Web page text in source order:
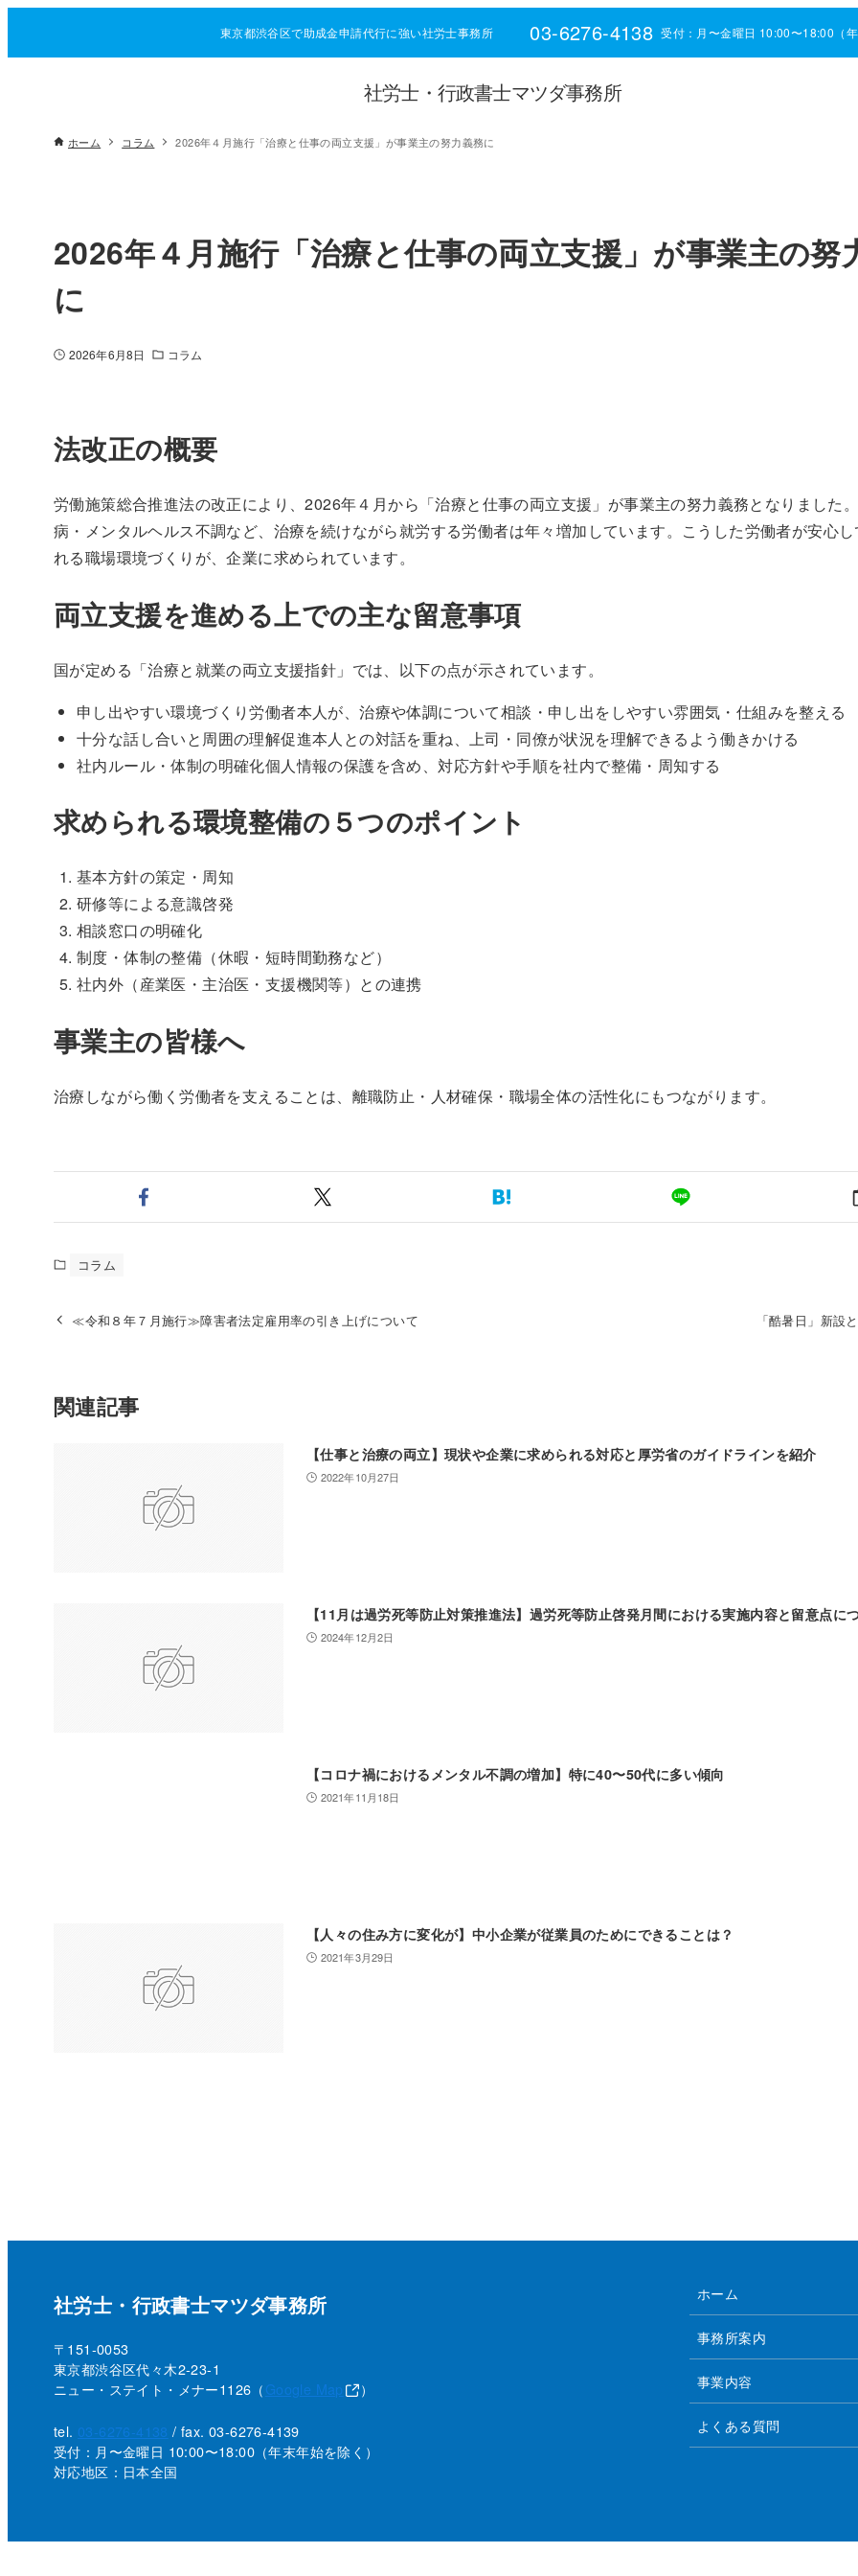
東京都渋谷区で助成金申請代行に強い社労士事務所 03-6276-4138 受付：月〜金曜日 10:00〜18:00（年
社労士・行政書士マツダ事務所
ホーム コラム 2026年４月施行「治療と仕事の両立支援」が事業主の努力義務に
2026年４月施行「治療と仕事の両立支援」が事業主の努
に
2026年6月8日 コラム
法改正の概要
労働施策総合推進法の改正により、2026年４月から「治療と仕事の両立支援」が事業主の努力義務となりました
病・メンタルヘルス不調など、治療を続けながら就労する労働者は年々増加しています。こうした労働者が安心し
れる職場環境づくりが、企業に求められています。
両立支援を進める上での主な留意事項
国が定める「治療と就業の両立支援指針」では、以下の点が示されています。
申し出やすい環境づくり労働者本人が、治療や体調について相談・申し出をしやすい雰囲気・仕組みを整える
十分な話し合いと周囲の理解促進本人との対話を重ね、上司・同僚が状況を理解できるよう働きかける
社内ルール・体制の明確化個人情報の保護を含め、対応方針や手順を社内で整備・周知する
求められる環境整備の５つのポイント
基本方針の策定・周知
研修等による意識啓発
相談窓口の明確化
制度・体制の整備（休暇・短時間勤務など）
社内外（産業医・主治医・支援機関等）との連携
事業主の皆様へ
治療しながら働く労働者を支えることは、離職防止・人材確保・職場全体の活性化にもつながります。
コラム
≪令和８年７月施行≫障害者法定雇用率の引き上げについて 「酷暑日」新設
関連記事
【仕事と治療の両立】現状や企業に求められる対応と厚労省のガイドラインを紹介
2022年10月27日
【11月は過労死等防止対策推進法】過労死等防止啓発月間における実施内容と留意点に
2024年12月2日
【コロナ禍におけるメンタル不調の増加】特に40〜50代に多い傾向
2021年11月18日
【人々の住み方に変化が】中小企業が従業員のためにできることは？
2021年3月29日
社労士・行政書士マツダ事務所
〒151-0053
東京都渋谷区代々木2-23-1
ニュー・ステイト・メナー1126（Google Map ）
tel. 03-6276-4138 / fax. 03-6276-4139
受付：月〜金曜日 10:00〜18:00 （年末年始を除く）
対応地区：日本全国
ホーム
事務所案内
事業内容
よくある質問